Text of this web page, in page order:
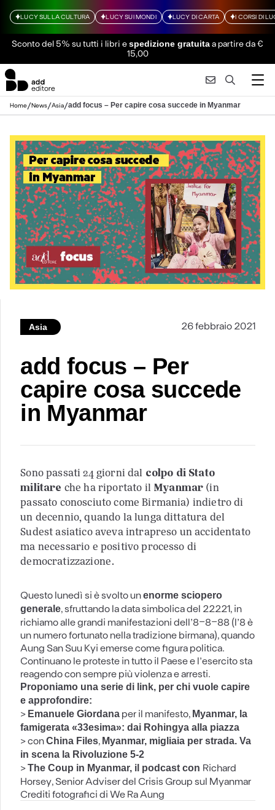
LUCY SULLA CULTURA LUCY SUI MONDI LUCY DI CARTA I CORSI DI
Sconto del 5% su tutti i libri espedizione gratuitaa partire da €
15,00
Home/News/Asia/add focus – Per capire cosa succede in Myanmar
Asia 26 febbraio 2021
add focus – Per
capire cosa succede
in Myanmar
Sono passati 24 giorni dal colpo di Stato
militare che ha riportato il Myanmar (in
passato conosciuto come Birmania) indietro di
un decennio, quando la lunga dittatura del
Sudest asiatico aveva intrapreso un accidentato
ma necessario e positivo processo di
democratizzazione.
Questo lunedì si è svolto unenorme sciopero
generale, sfruttando la data simbolica del 22221, in
richiamo alle grandi manifestazioni dell’8-8-88 (l’8 è
un numero fortunato nella tradizione birmana), quando
Aung San Suu Kyi emerse come figura politica.
Continuano le proteste in tutto il Paese e l’esercito sta
reagendo con sempre più violenza e arresti.
Proponiamo una serie di link, per chi vuole capire
e approfondire:
> Emanuele Giordana per il manifesto, Myanmar, la
famigerata «33esima»: dai Rohingya alla piazza
> conChina Files, Myanmar, migliaia per strada. Va
in scena la Rivoluzione 5-2
>The Coup in Myanmar, il podcast con Richard
Horsey, Senior Adviser del Crisis Group sul Myanmar
Crediti fotografici diWe Ra Aung